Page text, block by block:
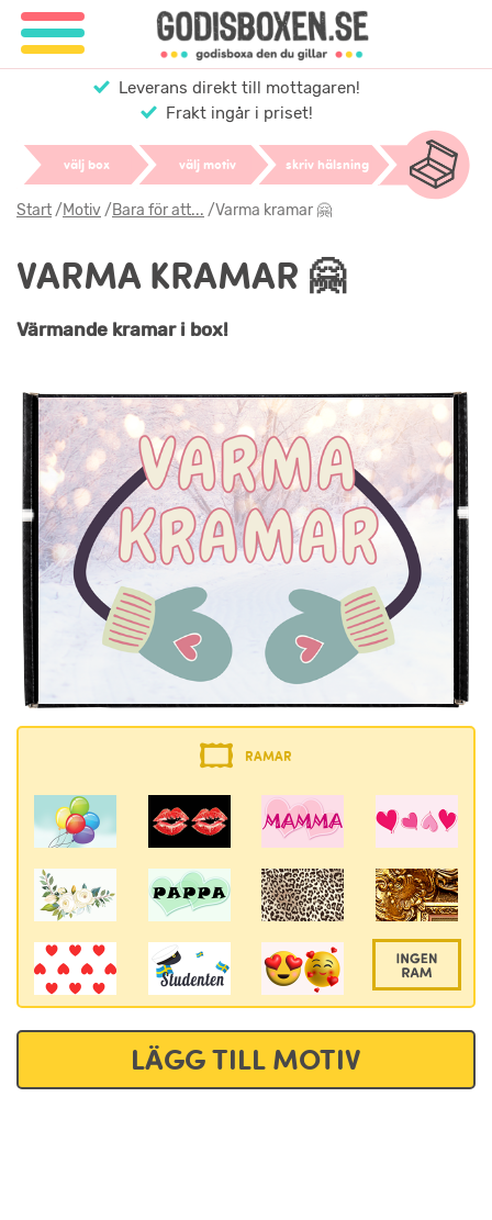
Leverans direkt till mottagaren!
Frakt ingår i priset!
välj box välj motiv skriv hälsning
Start/Motiv/Bara för att... /Varma kramar 🤗
VARMA KRAMAR 🤗
Värmande kramar i box!
RAMAR
LÄGG TILL MOTIV